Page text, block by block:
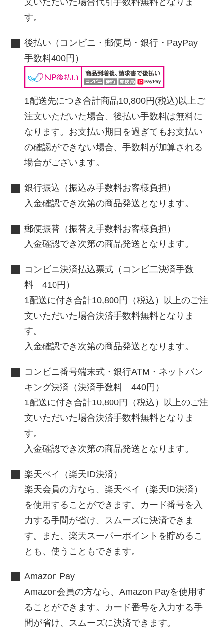
す。
後払い（コンビニ・郵便局・銀行・PayPay
手数料400円）
1配送先につき合計商品10,800円(税込)以上ご
注文いただいた場合、後払い手数料は無料に
なります。お支払い期日を過ぎてもお支払い
の確認ができない場合、手数料が加算される
場合がございます。
銀行振込（振込み手数料お客様負担）
入金確認でき次第の商品発送となります。
郵便振替（振替え手数料お客様負担）
入金確認でき次第の商品発送となります。
コンビニ決済払込票式（コンビ二決済手数
料 410円）
1配送に付き合計10,800円（税込）以上のご注
文いただいた場合決済手数料無料となりま
す。
入金確認でき次第の商品発送となります。
コンビニ番号端末式・銀行ATM・ネットバン
キング決済（決済手数料 440円）
1配送に付き合計10,800円（税込）以上のご注
文いただいた場合決済手数料無料となりま
す。
入金確認でき次第の商品発送となります。
楽天ペイ（楽天ID決済）
楽天会員の方なら、楽天ペイ（楽天ID決済）
を使用することができます。カード番号を入
力する手間が省け、スムーズに決済できま
す。また、楽天スーパーポイントを貯めるこ
とも、使うこともできます。
Amazon Pay
Amazon会員の方なら、Amazon Payを使用す
ることができます。カード番号を入力する手
間が省け、スムーズに決済できます。